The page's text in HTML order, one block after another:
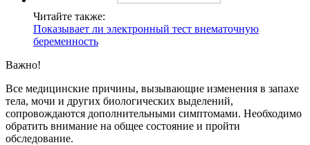
Читайте также:
Показывает ли электронный тест внематочную
беременность
Важно!
Все медицинские причины, вызывающие изменения в запахе
тела, мочи и других биологических выделений,
сопровождаются дополнительными симптомами. Необходимо
обратить внимание на общее состояние и пройти
обследование.